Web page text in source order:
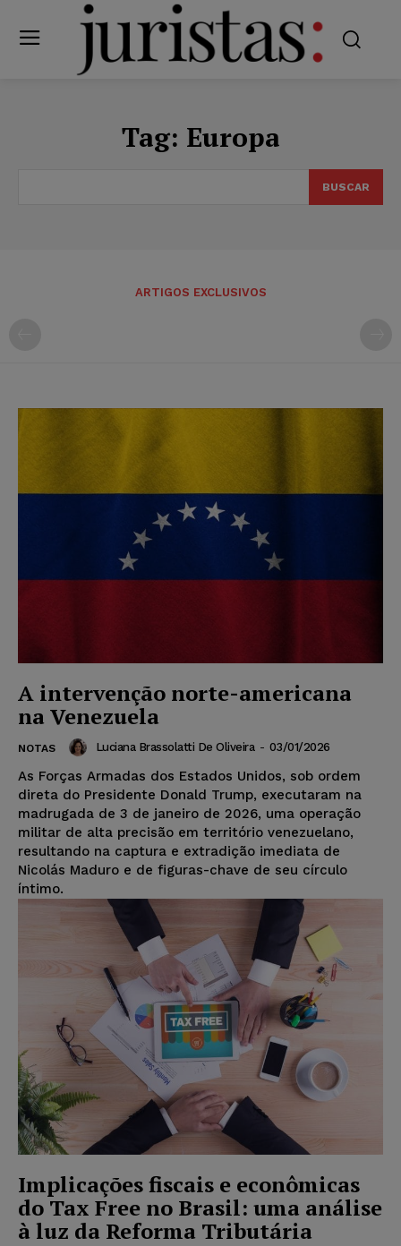
Tag: Europa
BUSCAR
ARTIGOS EXCLUSIVOS
A intervenção norte-americana
na Venezuela
NOTAS Luciana Brassolatti De Oliveira - 03/01/2026
As Forças Armadas dos Estados Unidos, sob ordem
direta do Presidente Donald Trump, executaram na
madrugada de 3 de janeiro de 2026, uma operação
militar de alta precisão em território venezuelano,
resultando na captura e extradição imediata de
Nicolás Maduro e de figuras-chave de seu círculo
íntimo.
Implicações fiscais e econômicas
do Tax Free no Brasil: uma análise
à luz da Reforma Tributária